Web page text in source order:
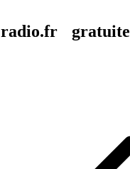
radio.fr gratuite